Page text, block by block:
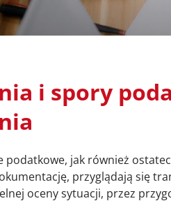
i spory
jak również
przyglądają się
oceny sytuacji, przez